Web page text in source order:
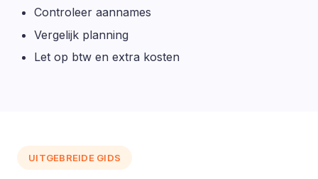
Controleer aannames
Vergelijk planning
Let op btw en extra kosten
UITGEBREIDE GIDS